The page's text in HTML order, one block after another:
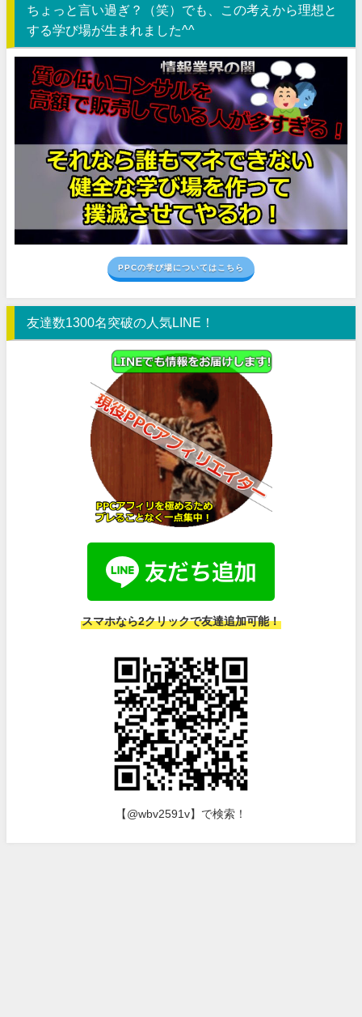
ちょっと言い過ぎ？（笑）でも、この考えから理想と
する学び場が生まれました^^
PPCの学び場についてはこちら
友達数1300名突破の人気LINE！
スマホなら2クリックで友達追加可能！
【@wbv2591v】で検索！